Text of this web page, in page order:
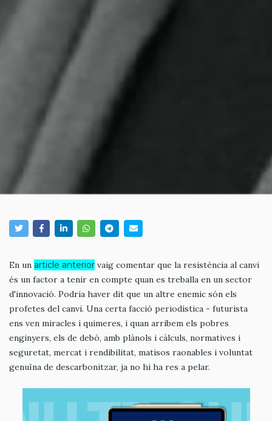
En un article anterior vaig comentar que la resistència al canvi
és un factor a tenir en compte quan es treballa en un sector
d'innovació. Podria haver dit que un altre enemic són els
profetes del canvi. Una certa facció periodística - futurista
ens ven miracles i quimeres, i quan arribem els pobres
enginyers, els de debò, amb plànols i càlculs, normatives i
seguretat, mercat i rendibilitat, matisos raonables i voluntat
genuïna de descarbonitzar, ja no hi ha res a pelar.